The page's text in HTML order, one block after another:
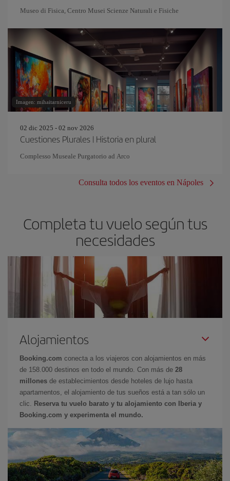
Museo di Fisica, Centro Musei Scienze Naturali e Fisiche
Imagen: mihaitarniceru
02 dic 2025 - 02 nov 2026
Cuestiones Plurales | Historia en plural
Complesso Museale Purgatorio ad Arco
Consulta todos los eventos en Nápoles
Completa tu vuelo según tus
necesidades
Alojamientos
Booking.com conecta a los viajeros con alojamientos en más
de 158.000 destinos en todo el mundo. Con más de 28
millones de establecimientos desde hoteles de lujo hasta
apartamentos, el alojamiento de tus sueños está a tan sólo un
clic.
Reserva tu vuelo barato y tu alojamiento con Iberia y
Booking.com y experimenta el mundo.